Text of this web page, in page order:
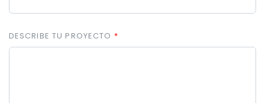
DESCRIBE TU PROYECTO